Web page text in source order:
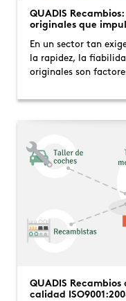
QUADIS
originales que
En un sector tan
la rapidez, la
originales son
QUADIS
calidad